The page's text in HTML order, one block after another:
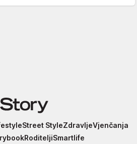
Street StyleZdravljeVjenčanja
RoditeljiSmartlife